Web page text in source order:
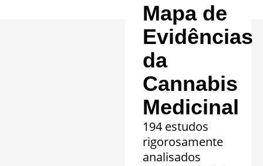
Mapa de
Evidências
da
Cannabis
Medicinal
194 estudos
rigorosamente
analisados